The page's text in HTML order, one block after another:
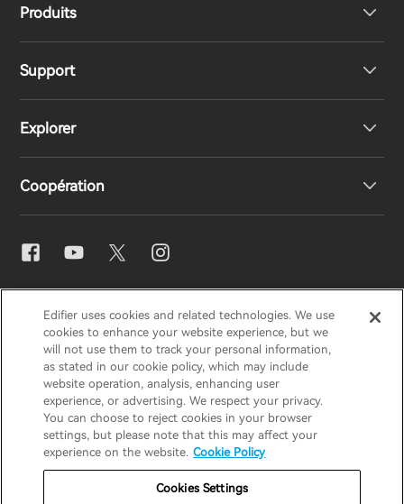
Produits
Haut-parleurs
Écouteurs
Casques
Support
Support produit
Déclaration de conformité UE
Contactez-nous
Explorer
Notre histoire
Presse
Blogues
Prix ​​de conception
Responsabilités sociales
Coopération
Distributeurs régionaux
Devenez distributeurs
Avis de confidentialitéAvis sur les cookies
Politique de garantie
Politique de garantie
Conditions d'utilisation
France / Français
Edifier uses cookies and related technologies. We use
cookies to enhance your website experience, but we
will not use them to track your personal information,
as stated in our cookie policy, which may include
website operation, analysis, enhancing user
experience, or advertising. We respect your privacy.
You can choose to reject cookies in your browser
settings, but please note that this may affect your
experience on the website. Cookie Policy
Cookies Settings